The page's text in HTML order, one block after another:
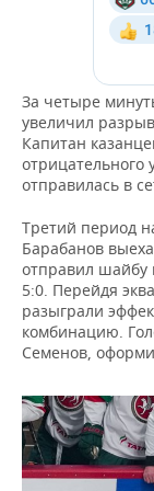
За четыре
увеличил
Капитан
отрицательного
отправилась в
Третий период
Барабанов
отправил
5:0. Перейдя
разыграли
комбинацию.
Семенов,